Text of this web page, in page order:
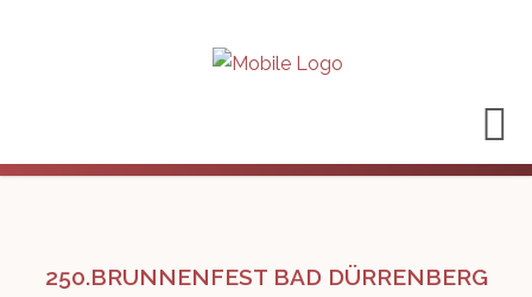
250.BRUNNENFEST BAD DÜRRENBERG